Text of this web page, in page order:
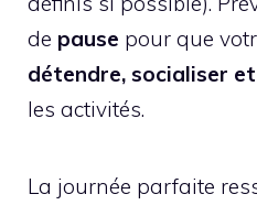
de pause pour que
détendre, socialiser
les activités.
La journée parfaite